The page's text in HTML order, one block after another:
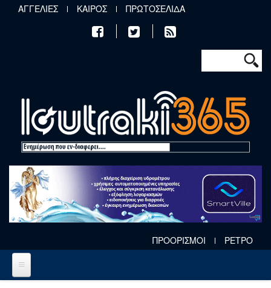
Παράκαμψη προς το κυρίως περιεχόμενο
ΑΓΓΕΛΙΕΣ ΚΑΙΡΟΣ ΠΡΩΤΟΣΕΛΙΔΑ
Φόρμα
Αναζήτηση
ΠΡΟΟΡΙΣΜΟΙ ΡΕΤΡΟ